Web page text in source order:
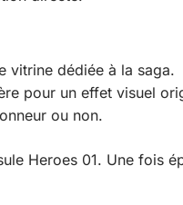
vitrine dédiée à la saga.
pour un effet visuel
ou non.
Heroes 01. Une fois